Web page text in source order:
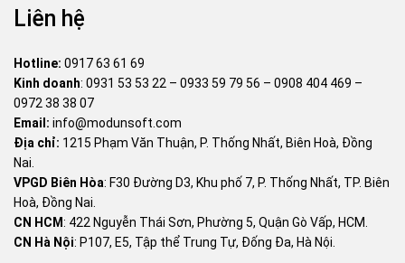
Liên hệ
Hotline: 0917 63 61 69
Kinh doanh: 0931 53 53 22 – 0933 59 79 56 – 0908 404 469 –
0972 38 38 07
Email: info@modunsoft.com
Địa chỉ: 1215 Phạm Văn Thuận, P. Thống Nhất, Biên Hoà, Đồng
Nai.
VPGD Biên Hòa: F30 Đường D3, Khu phố 7, P. Thống Nhất, TP. Biên
Hoà, Đồng Nai.
CN HCM: 422 Nguyễn Thái Sơn, Phường 5, Quận Gò Vấp, HCM.
CN Hà Nội: P107, E5, Tập thể Trung Tự, Đống Đa, Hà Nội.